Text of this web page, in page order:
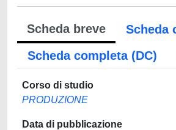
Scheda breve
Scheda
Scheda completa (DC)
Corso di studio
PRODUZIONE
Data di pubblicazione